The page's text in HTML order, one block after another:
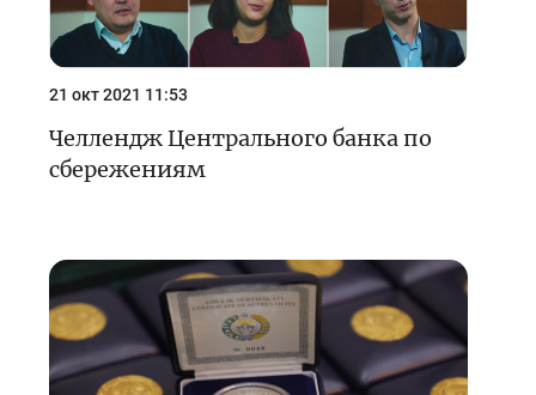
21 окт 2021 11:53
Челлендж Центрального банка по
сбережениям